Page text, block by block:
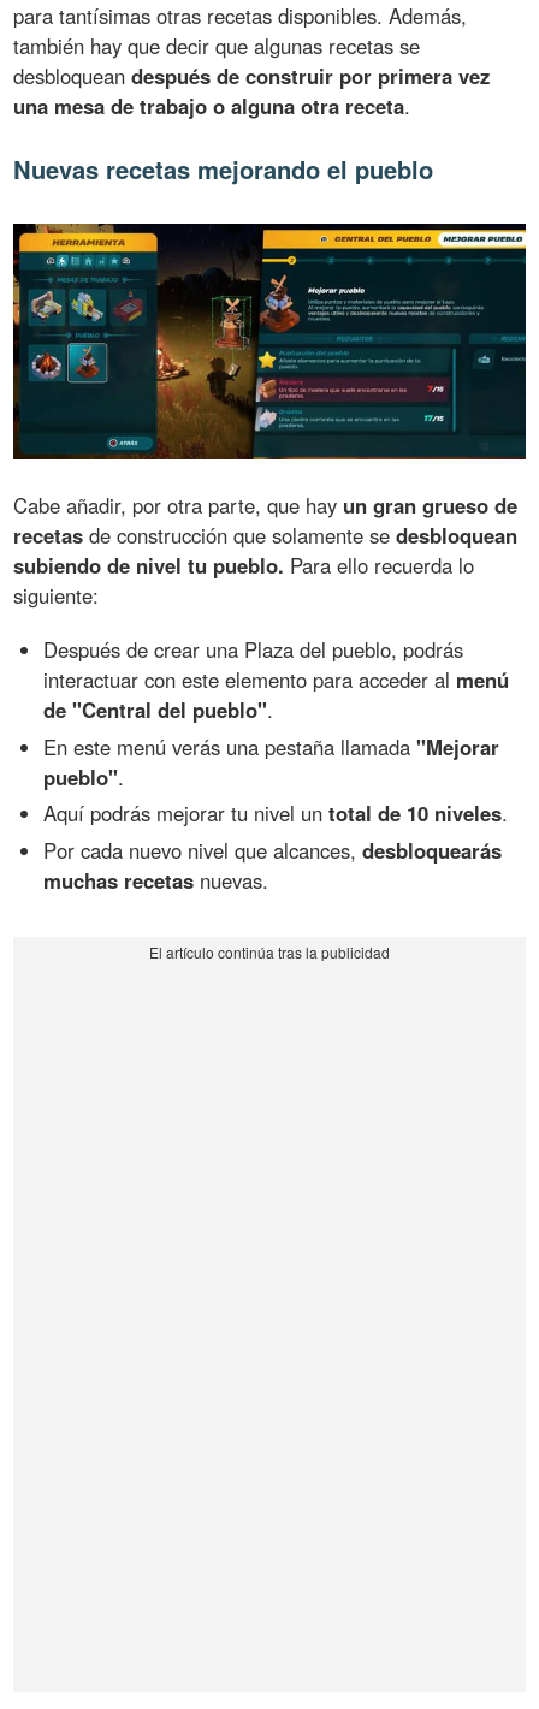
para tantísimas otras recetas disponibles. Además,
también hay que decir que algunas recetas se
desbloqueandespués de construir por primera vez
una mesa de trabajo o alguna otra receta.
Nuevas recetas mejorando el pueblo
Cabe añadir, por otra parte, que hay un gran grueso de
recetas de construcción que solamente sedesbloquean
subiendo de nivel tu pueblo. Para ello recuerda lo
siguiente:
Después de crear una Plaza del pueblo, podrás
interactuar con este elemento para acceder al menú
de "Central del pueblo".
En este menú verás una pestaña llamada"Mejorar
pueblo".
Aquí podrás mejorar tu nivel untotal de 10 niveles.
Por cada nuevo nivel que alcances,desbloquearás
muchas recetas nuevas.